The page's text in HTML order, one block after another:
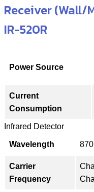
Receiver (Wall/
IR-520R
Power Source
Current
Consumption
Infrared Detector
Wavelength
Carrier
Frequency